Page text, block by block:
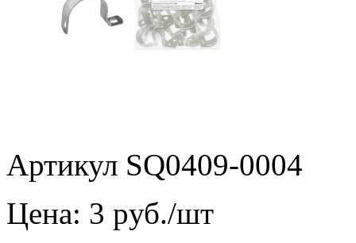
Артикул SQ0409-0004
Цена: 3 pуб./шт